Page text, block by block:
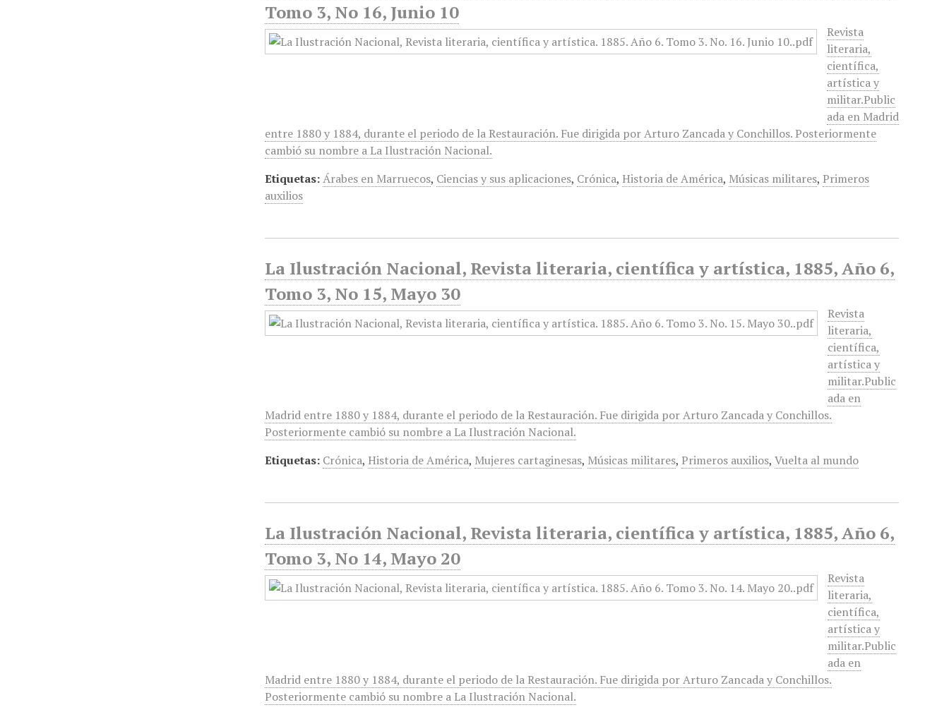
Tomo 3, No 16, Junio 10
Revista
literaria,
científica,
artística y
militar.Public
ada en Madrid
entre 1880 y 1884, durante el periodo de la Restauración. Fue dirigida por Arturo Zancada y Conchillos. Posteriormente
cambió su nombre a La Ilustración Nacional.
Etiquetas:Árabes en Marruecos, Ciencias y sus aplicaciones, Crónica, Historia de América, Músicas militares, Primeros
auxilios
La Ilustración Nacional, Revista literaria, científica y artística, 1885, Año 6,
Tomo 3, No 15, Mayo 30
Revista
literaria,
científica,
artística y
militar.Public
ada en
Madrid entre 1880 y 1884, durante el periodo de la Restauración. Fue dirigida por Arturo Zancada y Conchillos.
Posteriormente cambió su nombre a La Ilustración Nacional.
Etiquetas: Crónica, Historia de América, Mujeres cartaginesas, Músicas militares, Primeros auxilios,Vuelta al mundo
La Ilustración Nacional, Revista literaria, científica y artística, 1885, Año 6,
Tomo 3, No 14, Mayo 20
Revista
literaria,
científica,
artística y
militar.Public
ada en
Madrid entre 1880 y 1884, durante el periodo de la Restauración. Fue dirigida por Arturo Zancada y Conchillos.
Posteriormente cambió su nombre a La Ilustración Nacional.